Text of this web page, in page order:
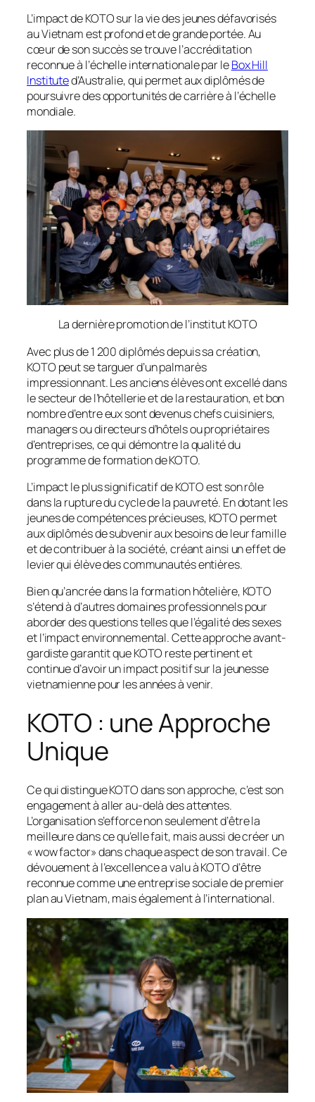
L’impact de KOTO sur la vie des jeunes défavorisés
au Vietnam est profond et de grande portée. Au
cœur de son succès se trouve l’accréditation
reconnue à l’échelle internationale par leBox Hill
Instituted’Australie, qui permet aux diplômés de
poursuivre des opportunités de carrière à l’échelle
mondiale.
La dernière promotion de l’institut KOTO
Avec plus de 1 200 diplômés depuis sa création,
KOTO peut se targuer d’un palmarès
impressionnant. Les anciens élèves ont excellé dans
le secteur de l’hôtellerie et de la restauration, et bon
nombre d’entre eux sont devenus chefs cuisiniers,
managers ou directeurs d’hôtels ou propriétaires
d’entreprises, ce qui démontre la qualité du
programme de formation de KOTO.
L’impact le plus significatif de KOTO est son rôle
dans la rupture du cycle de la pauvreté. En dotant les
jeunes de compétences précieuses, KOTO permet
aux diplômés de subvenir aux besoins de leur famille
et de contribuer à la société, créant ainsi un effet de
levier qui élève des communautés entières.
Bien qu’ancrée dans la formation hôtelière, KOTO
s’étend à d’autres domaines professionnels pour
aborder des questions telles que l’égalité des sexes
et l’impact environnemental. Cette approche avant-
gardiste garantit que KOTO reste pertinent et
continue d’avoir un impact positif sur la jeunesse
vietnamienne pour les années à venir.
KOTO : une Approche
Unique
Ce qui distingue KOTO dans son approche, c’est son
engagement à aller au-delà des attentes.
L’organisation s’efforce non seulement d’être la
meilleure dans ce qu’elle fait, mais aussi de créer un
« wow factor» dans chaque aspect de son travail. Ce
dévouement à l’excellence a valu à KOTO d’être
reconnue comme une entreprise sociale de premier
plan au Vietnam, mais également à l’international.